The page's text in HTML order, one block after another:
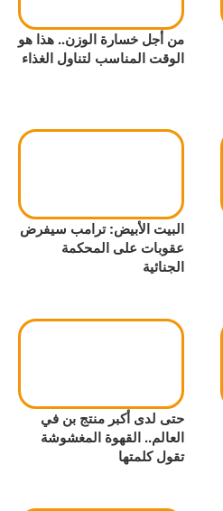
من أجل خسارة الوزن.. هذا هو
الوقت المناسب لتناول الغذاء
البيت الأبيض: ترامب سيفرض
عقوبات على المحكمة
الجنائية
حتى لدى أكبر منتج بن في
العالم.. القهوة المغشوشة
تقول كلمتها